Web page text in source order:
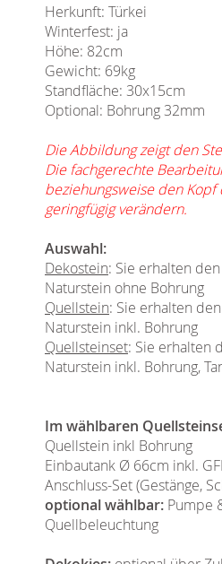
Herkunft: Türkei
Winterfest: ja
Höhe: 82cm
Gewicht: 69kg
Standfläche: 30x15cm
Optional: Bohrung 32mm
Die Abbildung zeigt den
Die fachgerechte
beziehungsweise den Kopf
geringfügig verändern.
Auswahl:
Dekostein: Sie erhalten
Naturstein ohne Bohrung
Quellstein: Sie erhalten
Naturstein inkl. Bohrung
Quellsteinset: Sie erhalten
Naturstein inkl. Bohrung,
Im wählbaren
Quellstein inkl Bohrung
Einbautank Ø 66cm inkl.
Anschluss-Set (Gestänge,
optional wählbar: Pumpe
Quellbeleuchtung